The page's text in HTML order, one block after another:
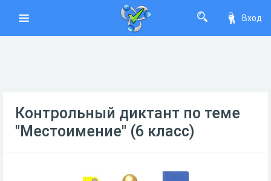
Вход
Контрольный диктант по теме
"Местоимение" (6 класс)